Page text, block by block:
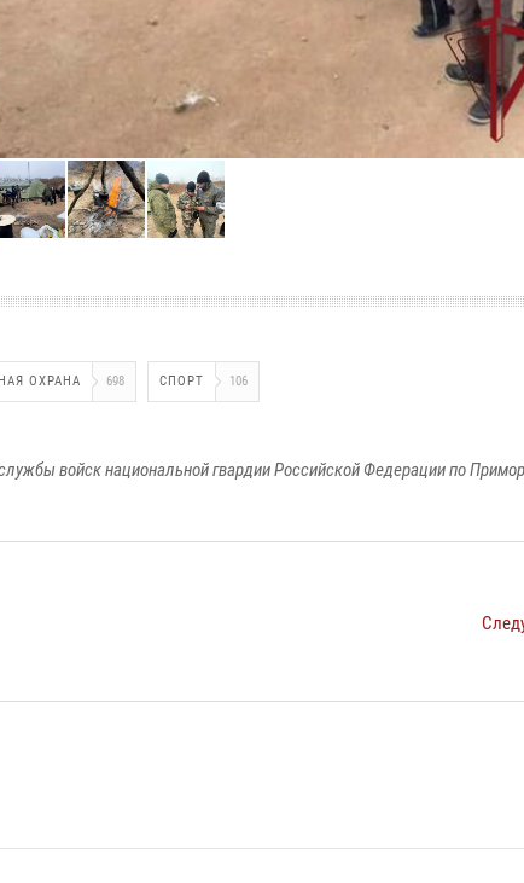
ОХРАНА 698 СПОРТ 106
войск национальной гвардии Российской Федерации по